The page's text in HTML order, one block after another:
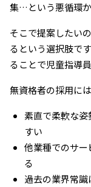
集…という悪循環か
そこで提案したい
るという選択肢で
ることで児童指導
無資格者の採用に
素直で柔軟な
すい
他業種でのサ
る
過去の業界常